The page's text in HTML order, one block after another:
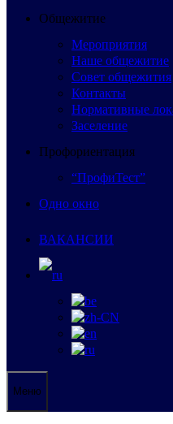
Общежитие
Мероприятия
Наше общежитие
Совет общежития
Контакты
Нормативные
Заселение
Профориентация
“ПрофиТест”
Одно окно
ВАКАНСИИ
Меню